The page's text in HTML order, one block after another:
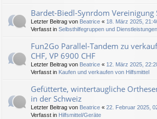
Bardet-Biedl-Synrdom Vereinigung
Letzter Beitrag von Beatrice « 18. März 2025,
Verfasst in Selbsthilfegruppen und
Fun2Go Parallel-Tandem zu
CHF, VP 6900 CHF
Letzter Beitrag von Beatrice « 12. März 2025,
Verfasst in Kaufen und verkaufen von Hilfsmittel
Gefütterte, wintertaugliche
in der Schweiz
Letzter Beitrag von Beatrice « 22. Februar 2025,
Verfasst in Hilfsmittel/Geräte